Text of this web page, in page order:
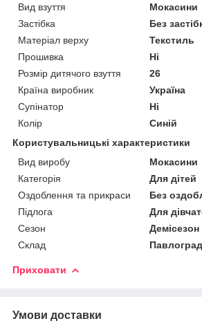
Вид взуття
Мокасини
Застібка
Без
Матеріал верху
Текстиль
Прошивка
Ні
Розмір дитячого взуття
26
Країна виробник
Україна
Супінатор
Ні
Колір
Синій
Користувальницькі характеристики
Вид виробу
Мокасини
Категорія
Для дітей
Оздоблення та прикраси
Без
Підлога
Для
Сезон
Демісезон
Склад
Павлоград
Приховати
Умови доставки